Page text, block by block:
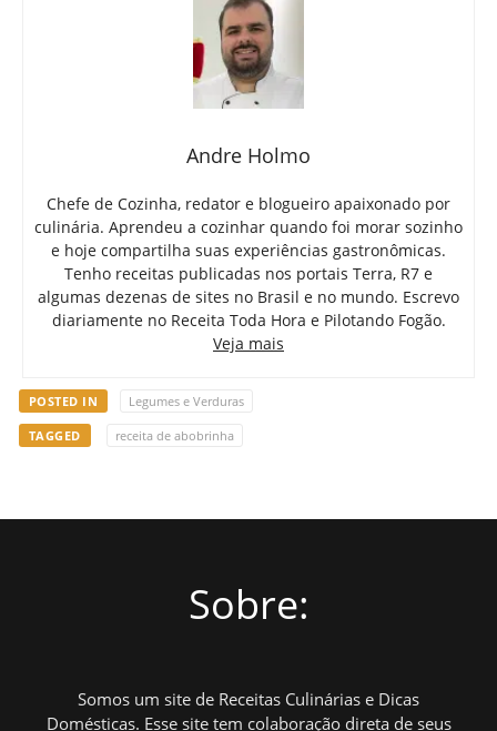
Andre Holmo
Chefe de Cozinha, redator e blogueiro apaixonado por
culinária. Aprendeu a cozinhar quando foi morar sozinho
e hoje compartilha suas experiências gastronômicas.
Tenho receitas publicadas nos portais Terra, R7 e
algumas dezenas de sites no Brasil e no mundo. Escrevo
diariamente no Receita Toda Hora e Pilotando Fogão.
Veja mais
POSTED IN Legumes e Verduras
TAGGED receita de abobrinha
Sobre:
Somos um site de Receitas Culinárias e Dicas
Domésticas. Esse site tem colaboração direta de seus